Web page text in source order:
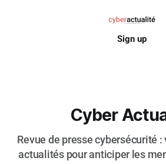
Sign up
Cyber
Revue de presse cybersécurité
actualités pour anticiper les